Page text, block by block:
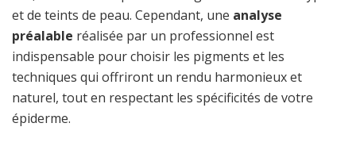
et de teints de peau. Cependant, une analyse
préalable réalisée par un professionnel est
indispensable pour choisir les pigments et les
techniques qui offriront un rendu harmonieux et
naturel, tout en respectant les spécificités de votre
épiderme.